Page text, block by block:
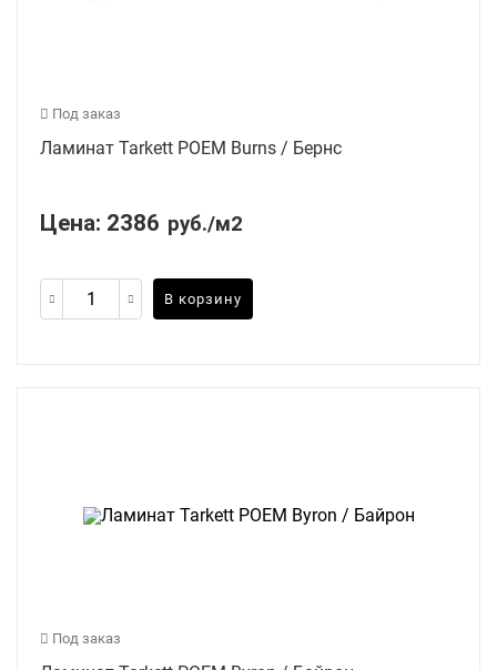
Под заказ
Ламинат Tarkett POEM Burns / Бернс
Цена: 2386 руб./м2
В корзину
Под заказ